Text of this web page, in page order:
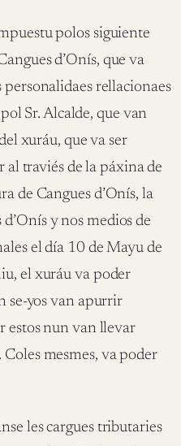
polos siguiente
d’Onís, que va
rellacionaes
Sr. Alcalde, que van
xuráu, que va ser
al traviés de la páxina de
de Cangues d’Onís, la
y nos medios de
el día 10 de Mayu de
el xuráu va poder
se-yos van apurrir
estos nun van llevar
mesmes, va poder
les cargues tributaries